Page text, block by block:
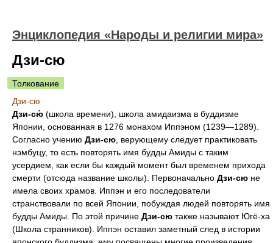
Энциклопедия «Народы и религии мира»
Дзи-сю
Толкование
Дзи-сю
Дзи-сю́ (школа времени), школа амидаизма в буддизме
Японии, основанная в 1276 монахом Иппэном (1239—1289).
Согласно учению Дзи-сю , верующему следует практиковать
нэмбуцу, то есть повторять имя будды Амиды с таким
усердием, как если бы каждый момент был временем прихода
смерти (отсюда название школы). Первоначально Дзи-сю не
имела своих храмов. Иппэн и его последователи
странствовали по всей Японии, побуждая людей повторять имя
будды Амиды. По этой причине Дзи-сю также называют Югё-ха
(Школа странников). Иппэн оставил заметный след в истории